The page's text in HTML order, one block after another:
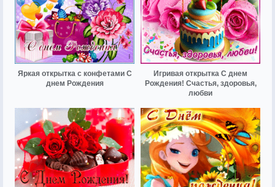
Яркая открытка с конфетами С
днем Рождения
Игривая открытка С днем
Рождения! Счастья, здоровья,
любви